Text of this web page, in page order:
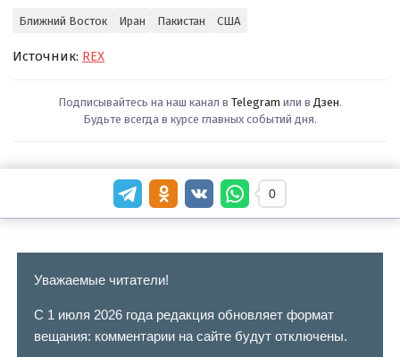
Ближний Восток Иран Пакистан США
Источник: REX
Подписывайтесь на наш канал в Telegram или в Дзен.
Будьте всегда в курсе главных событий дня.
0
Уважаемые читатели!
С 1 июля 2026 года редакция обновляет формат
вещания: комментарии на сайте будут отключены.